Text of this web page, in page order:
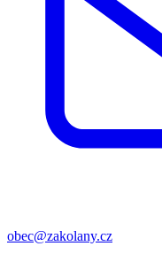
obec@zakolany.cz